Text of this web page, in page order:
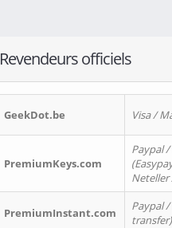
Revendeurs officiels
GeekDot.be Visa /
PremiumKeys.com
Paypal /
Neteller
PremiumInstant.com
Paypal